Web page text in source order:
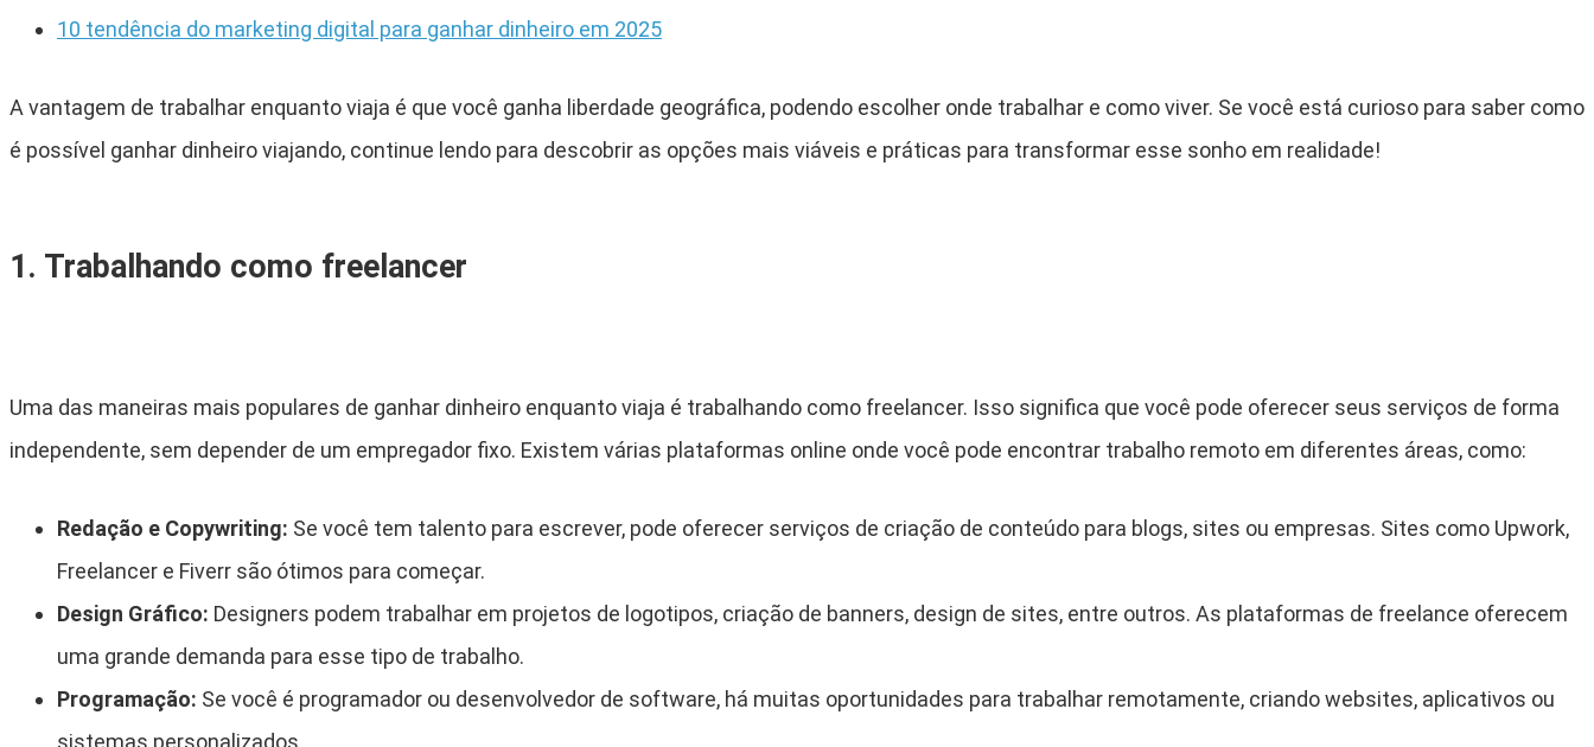
10 tendência do marketing digital para ganhar dinheiro em 2025
A vantagem de trabalhar enquanto viaja é que você ganha liberdade geográfica, podendo escolher onde trabalhar e como viver. Se você está curioso para saber como
é possível ganhar dinheiro viajando, continue lendo para descobrir as opções mais viáveis e práticas para transformar esse sonho em realidade!
1. Trabalhando como freelancer
Uma das maneiras mais populares de ganhar dinheiro enquanto viaja é trabalhando como freelancer. Isso significa que você pode oferecer seus serviços de forma
independente, sem depender de um empregador fixo. Existem várias plataformas online onde você pode encontrar trabalho remoto em diferentes áreas, como:
Redação e Copywriting: Se você tem talento para escrever, pode oferecer serviços de criação de conteúdo para blogs, sites ou empresas. Sites como Upwork,
Freelancer e Fiverr são ótimos para começar.
Design Gráfico: Designers podem trabalhar em projetos de logotipos, criação de banners, design de sites, entre outros. As plataformas de freelance oferecem
uma grande demanda para esse tipo de trabalho.
Programação: Se você é programador ou desenvolvedor de software, há muitas oportunidades para trabalhar remotamente, criando websites, aplicativos ou
sistemas personalizados.